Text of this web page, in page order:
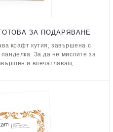
ЗА ПОДАРЯВАНЕ
крафт кутия, завършена с
За да не мислите за
и впечатляващ.